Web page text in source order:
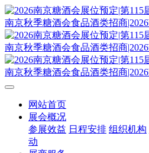
网站首页
展会概况
参展效益 日程安排 组织机构
动